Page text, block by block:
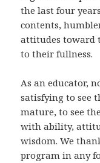
the last four
contents,
attitudes toward
to their fullness.
As an educator,
satisfying to see
mature, to see
with ability,
wisdom. We
program in any